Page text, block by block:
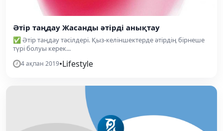
Әтір таңдау Жасанды әтірді анықтау
✅ Әтір таңдау тәсілдері. Қыз-келіншектерде әтірдің бірнеше
түрі болуы керек...
4 ақпан 2019•Lifestyle